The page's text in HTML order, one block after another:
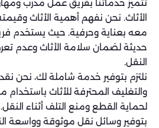
تتميز خدماتنا بفريق عمل مدرب
الأثاث. نحن نفهم أهمية الأثاث
معه بعناية وحرفية. حيث يستخدم
حديثة لضمان سلامة الأثاث وعدم
النقل.
نلتزم بتوفير خدمة شاملة لك، نحن
والتغليف المحترفة للأثاث باستخدام
لحماية القطع ومنع التلف أثناء
بتوفير وسائل نقل موثوقة وواسعة